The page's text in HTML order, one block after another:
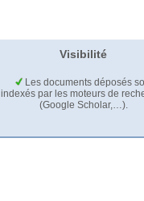
Visibilité
Les documents déposés
indexés par les moteurs de
(Google Scholar,…).